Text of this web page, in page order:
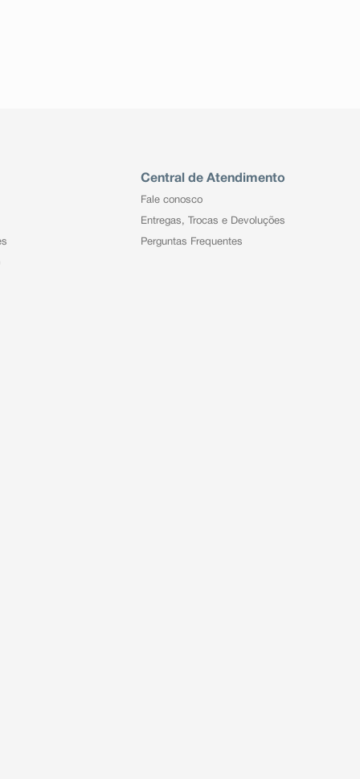
Central de Atendimento
Fale conosco
Entregas, Trocas e Devoluções
Perguntas Frequentes